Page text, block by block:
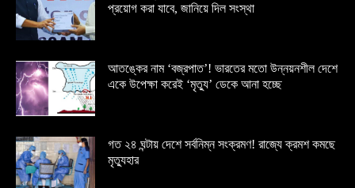
প্রয়োগ করা যাবে, জানিয়ে দিল সংস্থা
আতঙ্কের নাম ‘বজ্রপাত’! ভারতের মতো উন্নয়নশীল দেশে
একে উপেক্ষা করেই ‘মৃত্যু’ ডেকে আনা হচ্ছে
গত ২৪ ঘন্টায় দেশে সর্বনিম্ন সংক্রমণ! রাজ্যে ক্রমশ কমছে
মৃত্যুহার